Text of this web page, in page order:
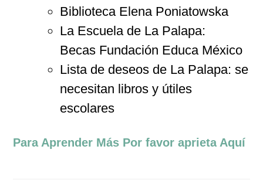
Biblioteca Elena Poniatowska
La Escuela de La Palapa:
Becas Fundación Educa México
Lista de deseos de La Palapa: se
necesitan libros y útiles
escolares
Para Aprender Más Por favor aprieta Aquí